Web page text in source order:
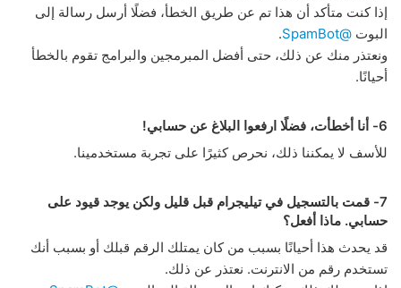
إذا كنت متأكد أن هذا تم عن طريق الخطأ، فضلًا أرسل رسالة إلى
البوت @SpamBot
.
ونعتذر منك عن ذلك، حتى أفضل المبرمجين والبرامج تقوم بالخطأ
أحيانًا.
6- أنا أخطأت، فضلًا ارفعوا البلاغ عن حسابي!
للأسف لا يمكننا ذلك، نحرص كثيرًا على تجربة مستخدمينا.
7- قمت بالتسجيل في تيليجرام قبل قليل ولكن يوجد قيود على
حسابي. ماذا أفعل؟
قد يحدث هذا أحيانًا بسبب من كان يمتلك الرقم قبلك أو بسبب أنك
تستخدم رقم من الانترنت. نعتذر عن ذلك.